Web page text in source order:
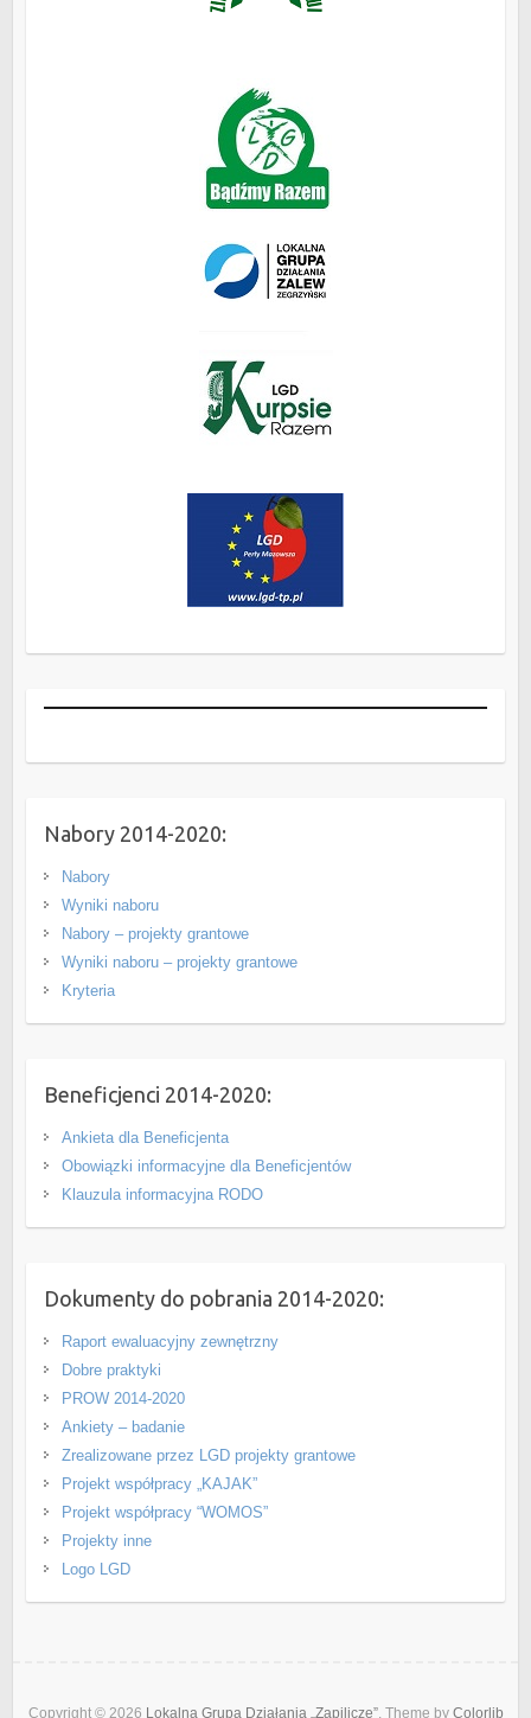
Nabory 2014-2020:
Nabory
Wyniki naboru
Nabory – projekty grantowe
Wyniki naboru – projekty grantowe
Kryteria
Beneficjenci 2014-2020:
Ankieta dla Beneficjenta
Obowiązki informacyjne dla Beneficjentów
Klauzula informacyjna RODO
Dokumenty do pobrania 2014-2020:
Raport ewaluacyjny zewnętrzny
Dobre praktyki
PROW 2014-2020
Ankiety – badanie
Zrealizowane przez LGD projekty grantowe
Projekt współpracy „KAJAK”
Projekt współpracy “WOMOS”
Projekty inne
Logo LGD
Copyright © 2026 Lokalna Grupa Działania „Zapilicze”. Theme by Colorlib